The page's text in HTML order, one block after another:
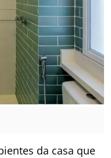
da casa que